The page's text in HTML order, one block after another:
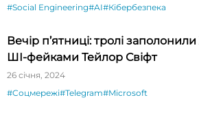
#Social Engineering#AI#Кібербезпека
Вечір п’ятниці: тролі
ШІ-фейками Тейлор Свіфт
26 січня, 2024
#Соцмережі#Telegram#Microsoft